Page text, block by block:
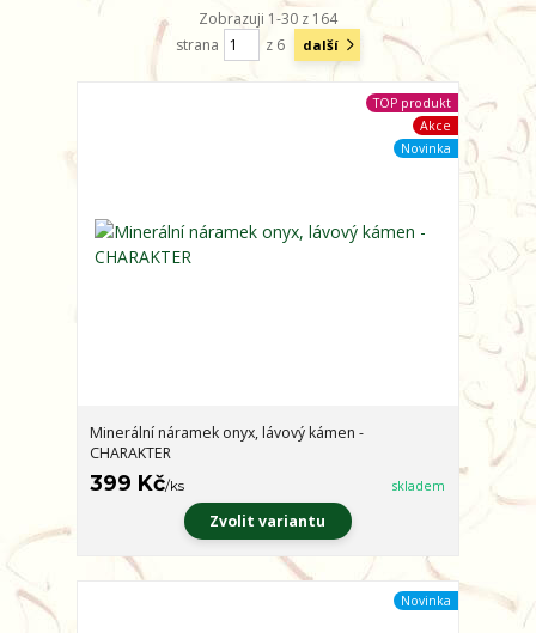
Zobrazuji 1-30 z 164
strana
z 6 další
TOP produkt
Akce
Novinka
Minerální náramek onyx, lávový kámen -
CHARAKTER
399 Kč/ks skladem
Zvolit variantu
Novinka